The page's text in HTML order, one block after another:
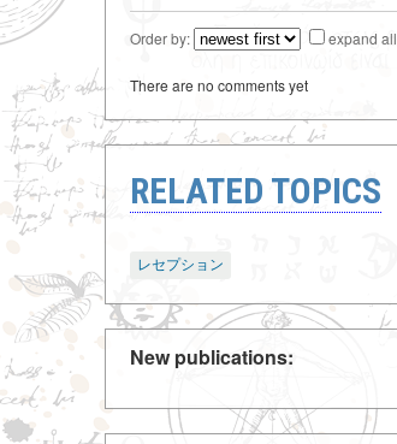
Order by: expand all
There are no comments yet
RELATED TOPICS
レセプション
New publications: